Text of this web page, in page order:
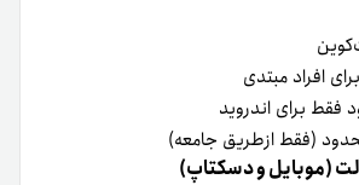
افراد مبتدی
فقط برای اندروید
(فقط ازطریق جامعه)